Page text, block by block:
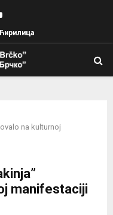
Youtube
na kulturnoj
manifestaciji